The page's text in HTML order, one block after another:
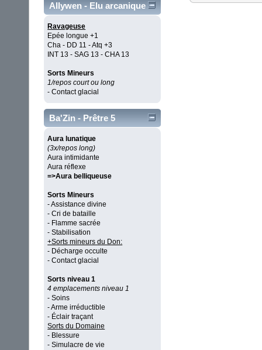
Allywen - Elu arcanique
Ravageuse
Epée longue +1
Cha - DD 11 - Atq +3
INT 13 - SAG 13 - CHA 13
Sorts Mineurs
1/repos court ou long
- Contact glacial
Ba'Zin - Prêtre 5
Aura lunatique
(3x/repos long)
Aura intimidante
Aura réflexe
=>Aura belliqueuse
Sorts Mineurs
- Assistance divine
- Cri de bataille
- Flamme sacrée
- Stabilisation
+Sorts mineurs du Don:
- Décharge occulte
- Contact glacial
Sorts niveau 1
4 emplacements niveau 1
- Soins
- Arme irréductible
- Éclair traçant
Sorts du Domaine
- Blessure
- Simulacre de vie